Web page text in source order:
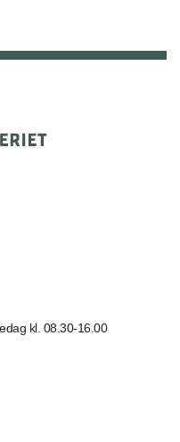
kl. 08.30-16.00